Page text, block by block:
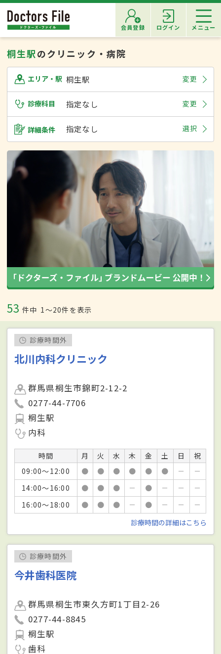
会員登録 ログイン メニュー
桐生駅のクリニック・病院
エリア・駅 桐生駅 変更
診療科目 指定なし 変更
詳細条件 指定なし 選択
53 件中 1〜20件を表示
診療時間外
北川内科クリニック
群馬県桐生市錦町2-12-2
0277-44-7706
桐生駅
内科
時間 月 火 水 木 金 土 日
祝
09:00～12:00
● ● ● ● ● ● －
－
14:00～16:00
● ● ● － ● － －
－
16:00～18:00
● ● ● － ● － －
－
診療時間の詳細はこちら
診療時間外
今井歯科医院
群馬県桐生市東久方町1丁目2-26
0277-44-8845
桐生駅
歯科